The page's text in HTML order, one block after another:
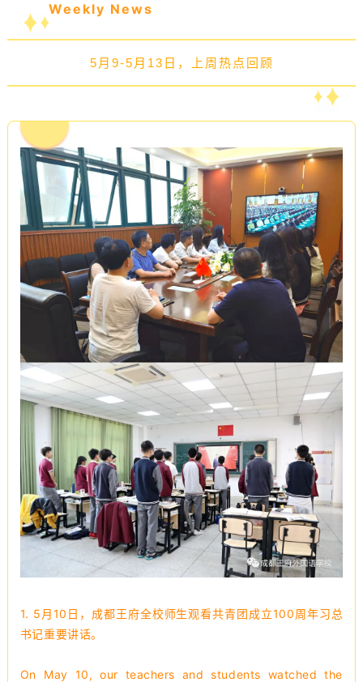
Weekly News
5月9-5月13日，上周热点回顾
1. 5月10日，成都王府全校师生观看共青团成立100周年习总
书记重要讲话。
On May 10, our teachers and students watched the